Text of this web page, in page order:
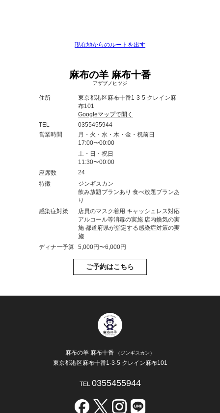
現在地からのルートを出す
麻布の羊 麻布十番
アザブノヒツジ
住所
東京都港区麻布十番1-3-5 クレイン麻
布101
Googleマップで開く
TEL
0355455944
営業時間
月・火・水・木・金・祝前日
17:00〜00:00
土・日・祝日
11:30〜00:00
座席数
24
特徴
ジンギスカン
飲み放題プランあり 食べ放題プランあ
り
感染症対策
店員のマスク着用 キャッシュレス対応
アルコール等消毒の実施 店内換気の実
施 都道府県が指定する感染症対策の実
施
ディナー予算 5,000円〜6,000円
ご予約はこちら
麻布の羊 麻布十番 （ジンギスカン）
東京都港区麻布十番1-3-5 クレイン麻布101
TEL 0355455944